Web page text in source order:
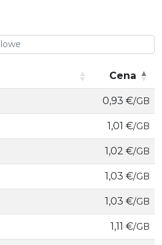
Cena
Cena
0,93 €/GB
1,01 €/GB
1,02 €/GB
1,03 €/GB
1,03 €/GB
1,11 €/GB